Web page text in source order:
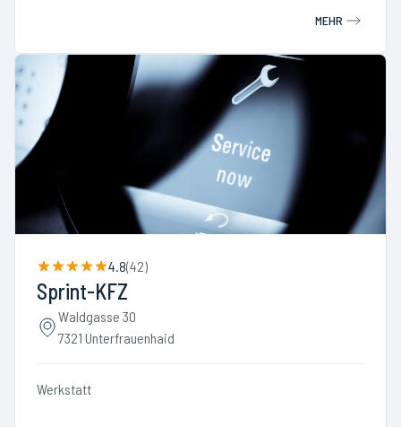
MEHR
4.8(42)
Sprint-KFZ
Waldgasse 30
7321 Unterfrauenhaid
Werkstatt